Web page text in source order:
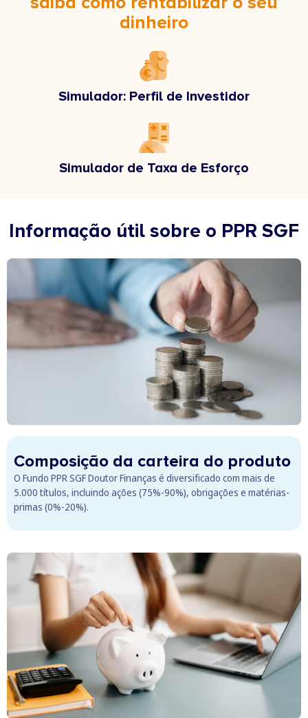
dinheiro
Simulador: Perfil de Investidor
Simulador de Taxa de Esforço
Informação útil sobre o PPR SGF
Composição da carteira do produto
O Fundo PPR SGF Doutor Finanças é diversificado com mais de
5.000 títulos, incluindo ações (75%-90%), obrigações e matérias-
primas (0%-20%).